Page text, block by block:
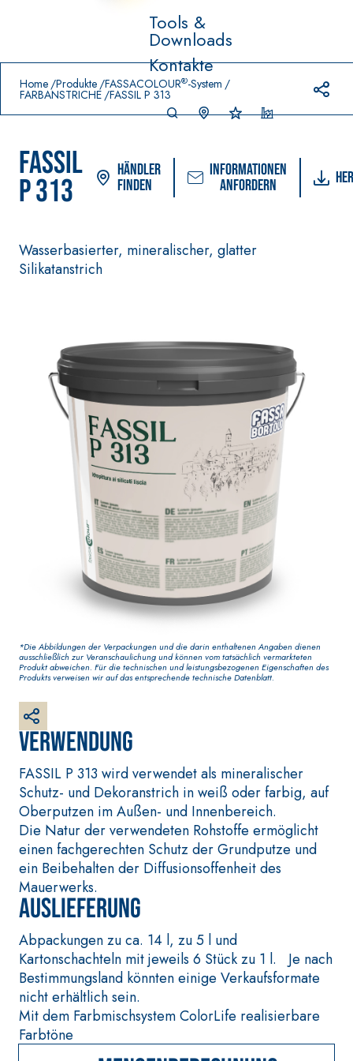
Tools &
Downloads
Kontakte
Home Produkte FASSACOLOUR®-System
FARBANSTRICHE FASSIL P 313
FASSIL
P 313
Händler
finden
Informationen
anfordern
Wasserbasierter, mineralischer, glatter
Silikatanstrich
Verwendung
FASSIL P 313 wird verwendet als mineralischer
Schutz- und Dekoranstrich in weiß oder farbig, auf
Oberputzen im Außen- und Innenbereich.
Die Natur der verwendeten Rohstoffe ermöglicht
einen fachgerechten Schutz der Grundputze und
ein Beibehalten der Diffusionsoffenheit des
Mauerwerks.
Auslieferung
Abpackungen zu ca. 14 l, zu 5 l und
Kartonschachteln mit jeweils 6 Stück zu 1 l. Je nach
Bestimmungsland könnten einige Verkaufsformate
nicht erhältlich sein.
Mit dem Farbmischsystem ColorLife realisierbare
Farbtöne
*Die Abbildungen der Verpackungen und die darin enthaltenen Angaben dienen
ausschließlich zur Veranschaulichung und können vom tatsächlich vermarkteten
Produkt abweichen. Für die technischen und leistungsbezogenen Eigenschaften des
Produkts verweisen wir auf das entsprechende technische Datenblatt.
Prodotti in primo piano
VERLEGESYSTEM FÜR
BODEN- UND
WANDBELÄGE
AQUAZIP ONE PRO
Elastische,
einkomponentige
Dichtmasse auf
Polymer-Zement-Basis
FASSACOLOUR
Dekoranstrich von
hoher Qualität,
Innenbereich
VERPUTZ- UND
PRODUKTE AUF BASIS
VON LUFTKALK
KB 13 EVOLUTION
Basis von Luftkalk, für
innen und außen
GYPSOTECH®
NUM TIPO DEFH1IR
Gipskartonplatte
BETONINSTANDSETZUN
GS-SYSTEM
THIXOTROPE PRODUKTE
GEOACTIVE R4 40
Polymermodifizierter,
thixotroper und
VERLEGESYSTEM FÜR
BODEN- UND
WANDBELÄGE